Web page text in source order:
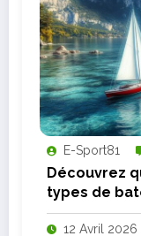
E-Sport81
Découvrez
types de
navigables
12 Avril 2026